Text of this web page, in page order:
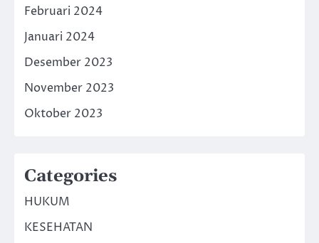
Februari 2024
Januari 2024
Desember 2023
November 2023
Oktober 2023
Categories
HUKUM
KESEHATAN